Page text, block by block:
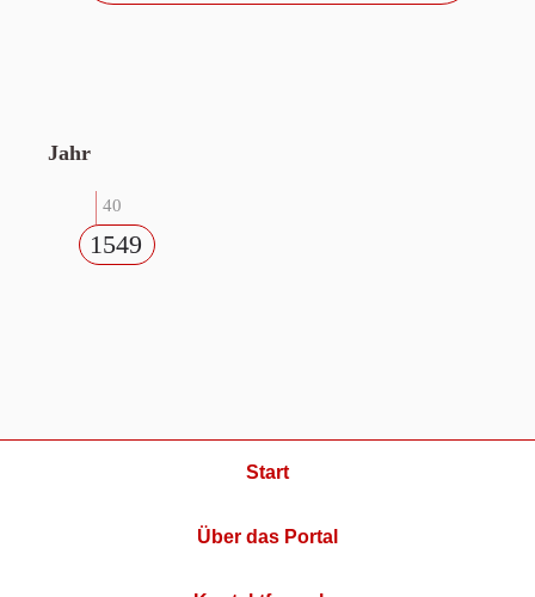
Jahr
40
1549
Start
Über das Portal